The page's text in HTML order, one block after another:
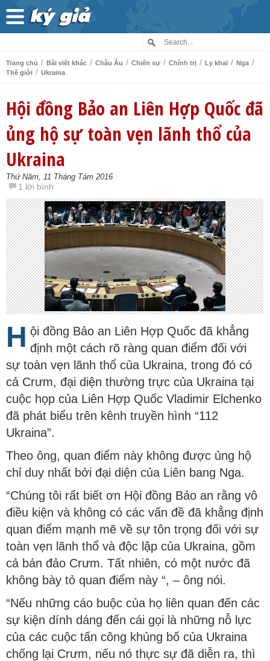
Trang chủ / Bài viết khác / Châu Âu / Chiến sự / Chính trị / Ly khai / Nga /
Thế giới / Ukraina
Hội đồng Bảo an Liên Hợp Quốc đã
ủng hộ sự toàn vẹn lãnh thổ của
Ukraina
Thứ Năm, 11 Tháng Tám 2016
1 lời bình
H ội đồng Bảo an Liên Hợp Quốc đã khẳng
định một cách rõ ràng quan điểm đối với
sự toàn vẹn lãnh thổ của Ukraina, trong đó có
cả Crưm, đại diện thường trực của Ukraina tại
cuộc họp của Liên Hợp Quốc Vladimir Elchenko
đã phát biểu trên kênh truyền hình “112
Ukraina”.
Theo ông, quan điểm này không được ủng hộ
chỉ duy nhất bởi đại diện của Liên bang Nga.
“Chúng tôi rất biết ơn Hội đồng Bảo an rằng vô
điều kiện và không có các vấn đề đã khẳng định
quan điểm mạnh mẽ về sự tôn trọng đối với sự
toàn vẹn lãnh thổ và độc lập của Ukraina, gồm
cả bán đảo Crưm. Tất nhiên, có một nước đã
không bày tỏ quan điểm này “, – ông nói.
“Nếu những cáo buộc của họ liên quan đến các
sự kiện dính dáng đến cái gọi là những nỗ lực
của các cuộc tấn công khủng bố của Ukraina
chống lại Crưm, nếu nó thực sự đã diễn ra, thì